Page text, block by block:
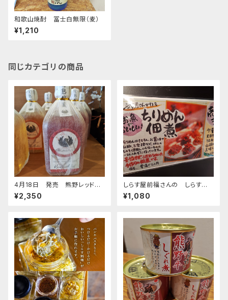
和歌山焼酎 冨士白無限（麦）
¥1,210
同じカテゴリの商品
4月18日 発売 熊野レッド７２
０ｍｌ
¥2,350
しらす屋前福さんの しらすの
佃煮各種
¥1,080